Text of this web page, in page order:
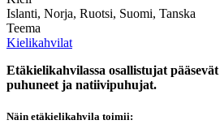
Islanti, Norja, Ruotsi, Suomi, Tanska
Teema
Kielikahvilat
Etäkielikahvilassa osallistujat
puhuneet ja natiivipuhujat.
Näin etäkielikahvila toimii: